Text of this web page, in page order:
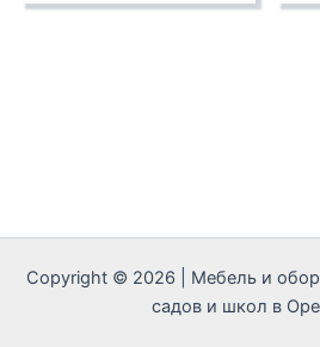
Copyright © 2026 | Мебель и
садов и школ в